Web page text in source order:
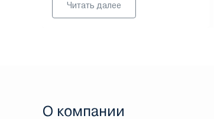
Читать далее
О компании